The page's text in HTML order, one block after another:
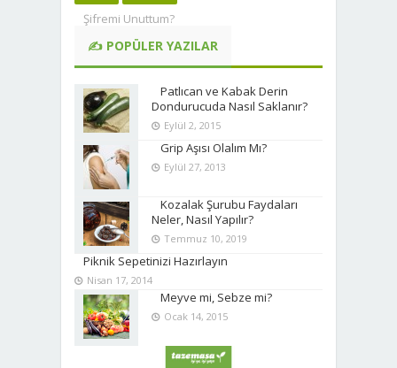
Şifremi Unuttum?
✍ POPÜLER YAZILAR
Patlıcan ve Kabak Derin
Dondurucuda Nasıl Saklanır?
Eylül 2, 2015
Grip Aşısı Olalım Mı?
Eylül 27, 2013
Kozalak Şurubu Faydaları
Neler, Nasıl Yapılır?
Temmuz 10, 2019
Piknik Sepetinizi Hazırlayın
Nisan 17, 2014
Meyve mi, Sebze mi?
Ocak 14, 2015